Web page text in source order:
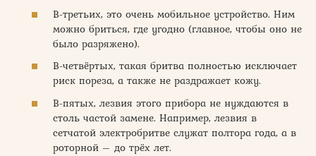
В-третьих, это очень мобильное устройство. Ним
можно бриться, где угодно (главное, чтобы оно не
было разряжено).
В-четвёртых, такая бритва полностью исключает
риск пореза, а также не раздражает кожу.
В-пятых, лезвия этого прибора не нуждаются в
столь частой замене. Например, лезвия в
сетчатой электробритве служат полтора года, а в
роторной – до трёх лет.